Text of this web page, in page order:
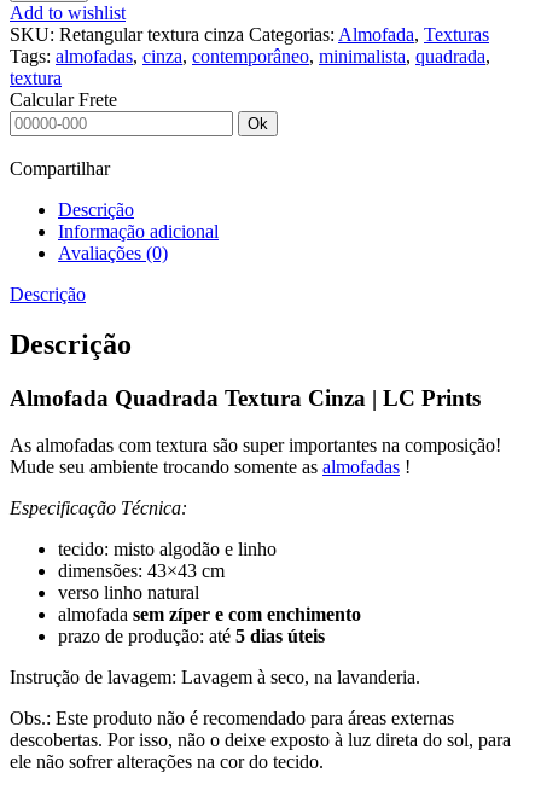
Add to wishlist
SKU: Retangular textura cinza Categorias: Almofada, Texturas
Tags: almofadas, cinza, contemporâneo, minimalista, quadrada,
textura
Calcular Frete
Ok
Compartilhar
Descrição
Informação adicional
Avaliações (0)
Descrição
Descrição
Almofada Quadrada Textura Cinza | LC Prints
As almofadas com textura são super importantes na composição!
Mude seu ambiente trocando somente as almofadas !
Especificação Técnica:
tecido: misto algodão e linho
dimensões: 43×43 cm
verso linho natural
almofada sem zíper e com enchimento
prazo de produção: até 5 dias úteis
Instrução de lavagem: Lavagem à seco, na lavanderia.
Obs.: Este produto não é recomendado para áreas externas
descobertas. Por isso, não o deixe exposto à luz direta do sol, para
ele não sofrer alterações na cor do tecido.